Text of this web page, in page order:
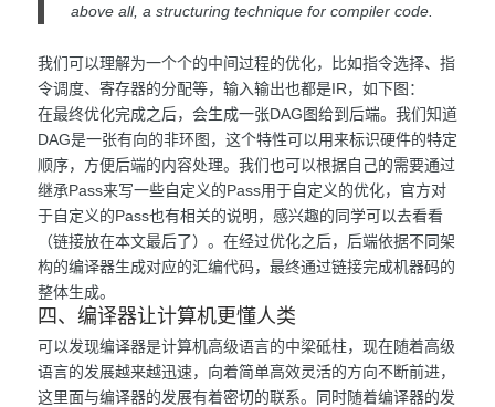
above all, a structuring technique for compiler code.
我们可以理解为一个个的中间过程的优化，比如指令选择、指
令调度、寄存器的分配等，输入输出也都是IR，如下图：
在最终优化完成之后，会生成一张DAG图给到后端。我们知道
DAG是一张有向的非环图，这个特性可以用来标识硬件的特定
顺序，方便后端的内容处理。我们也可以根据自己的需要通过
继承Pass来写一些自定义的Pass用于自定义的优化，官方对
于自定义的Pass也有相关的说明，感兴趣的同学可以去看看
（链接放在本文最后了）。在经过优化之后，后端依据不同架
构的编译器生成对应的汇编代码，最终通过链接完成机器码的
整体生成。
四、编译器让计算机更懂人类
可以发现编译器是计算机高级语言的中梁砥柱，现在随着高级
语言的发展越来越迅速，向着简单高效灵活的方向不断前进，
这里面与编译器的发展有着密切的联系。同时随着编译器的发